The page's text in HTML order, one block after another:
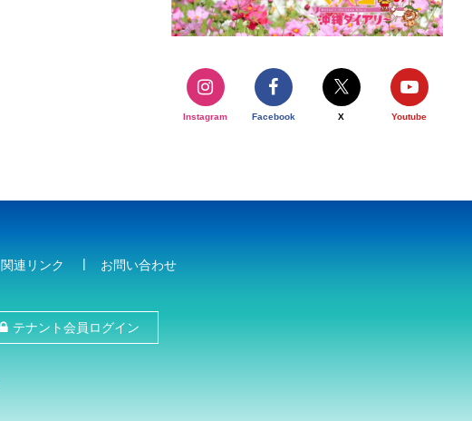
Instagram Facebook X Youtube
関連リンク お問い合わせ
テナント会員ログイン